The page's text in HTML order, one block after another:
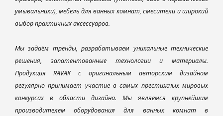
умывальники), мебель для ванных комнат, смесители и широкий
выбор практичных аксессуаров.
Мы задаём тренды, разрабатываем уникальные технические
решения, запатентованные технологии и материалы.
Продукция RAVAK с оригинальным авторским дизайном
регулярно принимает участие в самых престижных мировых
конкурсах в области дизайна. Мы являемся крупнейшим
производителем оборудования для ванных комнат в